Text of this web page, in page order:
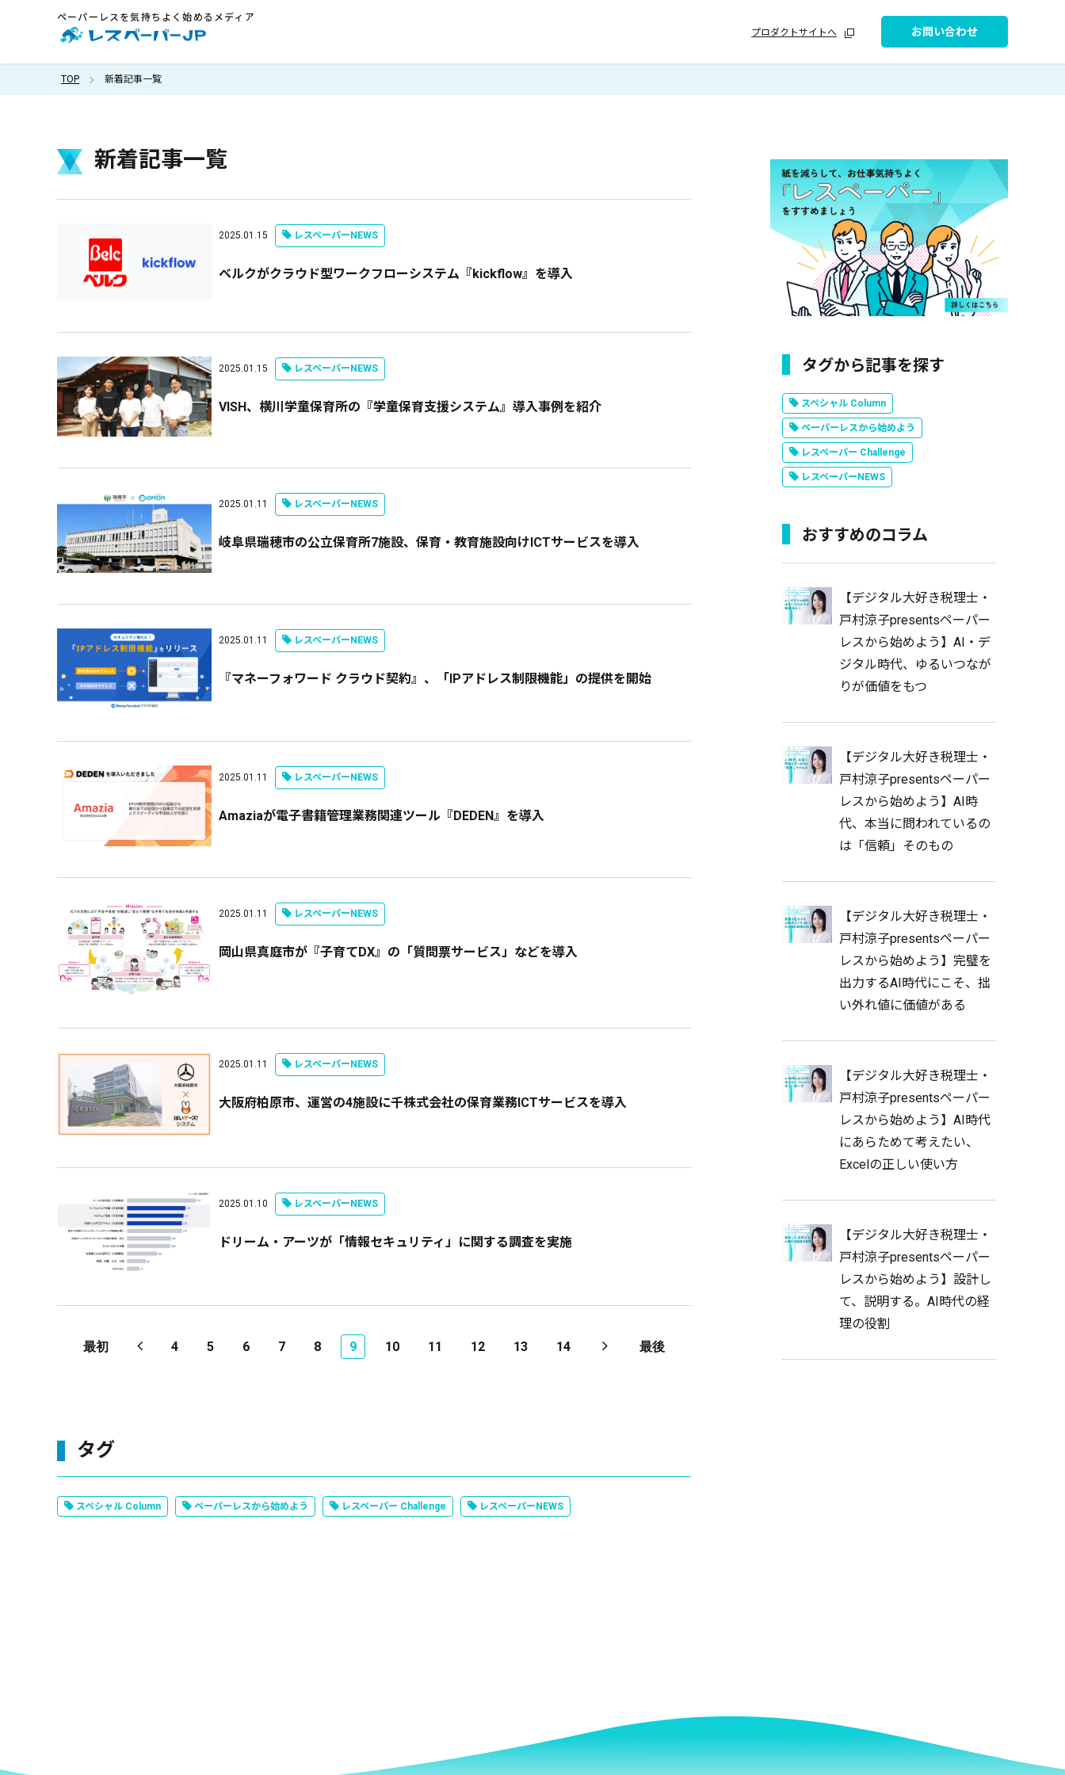
ペーパーレスを気持ちよく始めるメディア
プロダクトサイトへ
お問い合わせ
TOP 新着記事一覧
新着記事一覧
2025.01.15 レスペーパーNEWS
ベルクがクラウド型ワークフローシステム『kickflow』を導入
2025.01.15 レスペーパーNEWS
VISH、横川学童保育所の『学童保育支援システム』導入事例を紹介
2025.01.11 レスペーパーNEWS
岐阜県瑞穂市の公立保育所7施設、保育・教育施設向けICTサービスを導入
2025.01.11 レスペーパーNEWS
『マネーフォワード クラウド契約』、「IPアドレス制限機能」の提供を開始
2025.01.11 レスペーパーNEWS
Amaziaが電子書籍管理業務関連ツール『DEDEN』を導入
2025.01.11 レスペーパーNEWS
岡山県真庭市が『子育てDX』の「質問票サービス」などを導入
2025.01.11 レスペーパーNEWS
大阪府柏原市、運営の4施設に千株式会社の保育業務ICTサービスを導入
2025.01.10 レスペーパーNEWS
ドリーム・アーツが「情報セキュリティ」に関する調査を実施
最初 4 5 6 7 8 9 10 11 12 13 14 最後
タグ
スペシャル Column ペーパーレスから始めよう レスペーパー Challenge レスペーパーNEWS
タグから記事を探す
スペシャル Column
ペーパーレスから始めよう
レスペーパー Challenge
レスペーパーNEWS
おすすめのコラム
【デジタル大好き税理士・
戸村涼子presentsペーパー
レスから始めよう】AI・デ
ジタル時代、ゆるいつなが
りが価値をもつ
【デジタル大好き税理士・
戸村涼子presentsペーパー
レスから始めよう】AI時
代、本当に問われているの
は「信頼」そのもの
【デジタル大好き税理士・
戸村涼子presentsペーパー
レスから始めよう】完璧を
出力するAI時代にこそ、拙
い外れ値に価値がある
【デジタル大好き税理士・
戸村涼子presentsペーパー
レスから始めよう】AI時代
にあらためて考えたい、
Excelの正しい使い方
【デジタル大好き税理士・
戸村涼子presentsペーパー
レスから始めよう】設計し
て、説明する。AI時代の経
理の役割